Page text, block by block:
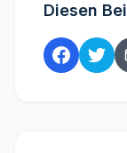
Diesen